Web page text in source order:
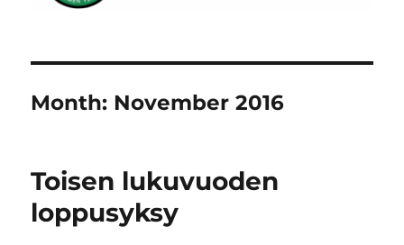
Month: November 2016
Toisen lukuvuoden
loppusyksy